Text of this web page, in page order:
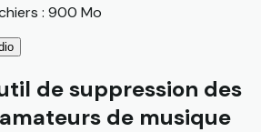
: 900 Mo
de suppression des
de musique